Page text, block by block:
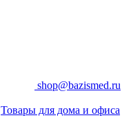
shop@bazismed.ru
Товары для дома и офиса